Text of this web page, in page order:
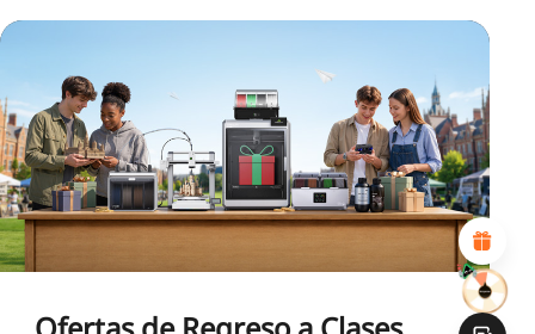
*CALIFIQUE SU NIVEL DE SATISFACCIÓN CON ESTA
2 5 9 10
*RAZONES DE SU SATISFACCIÓN
Diseño visual atractivo
Recomendaciones de productos adecuadas
Navegación y categorías claras